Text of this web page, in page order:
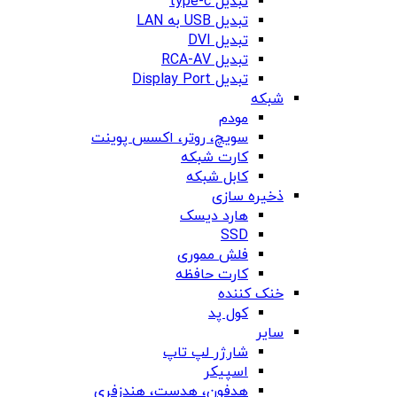
تبدیل USB به LAN
تبدیل DVI
تبدیل RCA-AV
تبدیل Display Port
شبکه
مودم
سویچ، روتر، اکسس پوینت
کارت شبکه
کابل شبکه
ذخیره سازی
هارد دیسک
SSD
فلش مموری
کارت حافظه
خنک کننده
کول پد
سایر
شارژر لپ تاپ
اسپیکر
هدفون، هدست، هندزفری